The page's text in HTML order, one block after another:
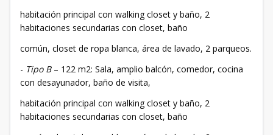
habitación principal con walking closet y baño, 2
habitaciones secundarias con closet, baño
común, closet de ropa blanca, área de lavado, 2 parqueos.
- Tipo B– 122 m2: Sala, amplio balcón, comedor, cocina
con desayunador, baño de visita,
habitación principal con walking closet y baño, 2
habitaciones secundarias con closet, baño